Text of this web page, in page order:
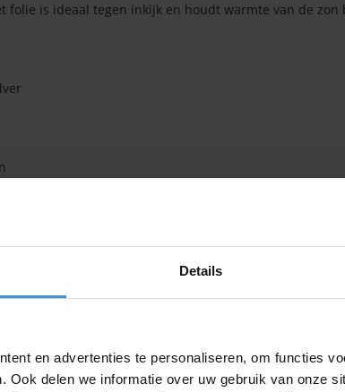
Details
en advertenties te personaliseren, om functies
Ook delen we informatie over uw gebruik van onze
folie is ideaal tegen inkijk en houdt warmte van de
licht)
door het glas)
en voordelig zelf aan de slag met het statische anti
breedte van 90 centimeter. De lengte kun je zelf
de binnenzijde. Het folie houdt maar liefst 87% aan
het statische zonwerende folie is vrij eenvoudig.